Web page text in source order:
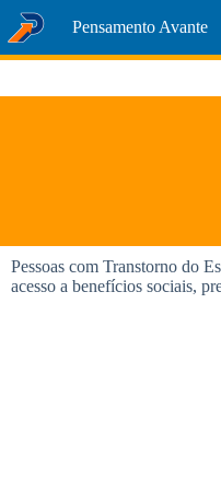
Pular
para
o
Pensamento Avante
Pessoas com Transtorno do
acesso a benefícios sociais,